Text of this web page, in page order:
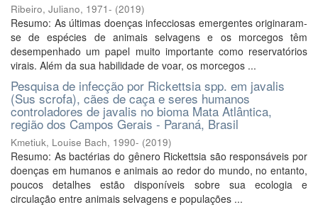
Ribeiro, Juliano, 1971- (2019)
Resumo: As últimas doenças infecciosas emergentes originaram-
se de espécies de animais selvagens e os morcegos têm
desempenhado um papel muito importante como reservatórios
virais. Além da sua habilidade de voar, os morcegos ...
Pesquisa de infecção por Rickettsia spp. em javalis
(Sus scrofa), cães de caça e seres humanos
controladores de javalis no bioma Mata Atlântica,
região dos Campos Gerais - Paraná, Brasil
Kmetiuk, Louise Bach, 1990- (2019)
Resumo: As bactérias do gênero Rickettsia são responsáveis por
doenças em humanos e animais ao redor do mundo, no entanto,
poucos detalhes estão disponíveis sobre sua ecologia e
circulação entre animais selvagens e populações ...